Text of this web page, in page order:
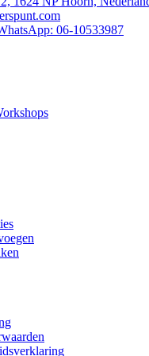
06-10533987